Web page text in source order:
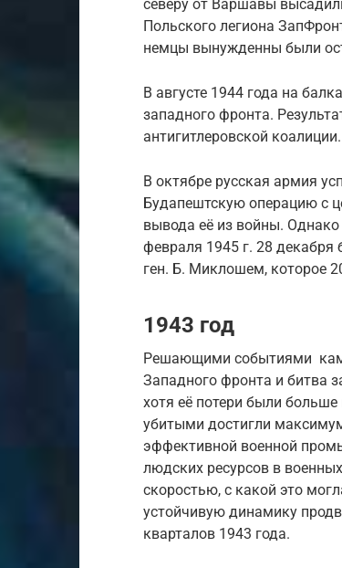
северу от Варшавы
Польского легиона
немцы вынужденны были
В августе 1944 года на
западного фронта.
антигитлеровской коалиции.
В октябре русская армия
Будапештскую операцию с
вывода её из войны.
февраля 1945 г. 28 декабря
ген. Б. Миклошем, которое
1943 год
Решающими событиями
Западного фронта и битва
хотя её потери были больше
убитыми достигли
эффективной военной
людских ресурсов в
скоростью, с какой это
устойчивую динамику
кварталов 1943 года.